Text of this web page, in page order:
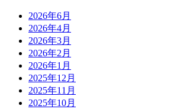
2026年6月
2026年4月
2026年3月
2026年2月
2026年1月
2025年12月
2025年11月
2025年10月